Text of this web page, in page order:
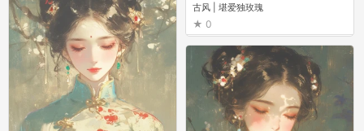
古风 | 堪爱独玫瑰
0